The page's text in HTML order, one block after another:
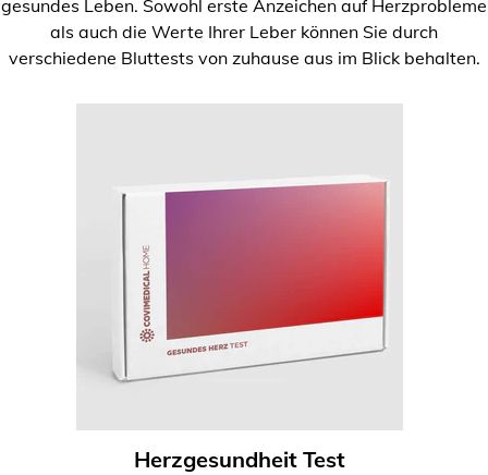
gesundes Leben. Sowohl erste Anzeichen auf Herzprobleme
als auch die Werte Ihrer Leber können Sie durch
verschiedene Bluttests von zuhause aus im Blick behalten.
Herzgesundheit Test